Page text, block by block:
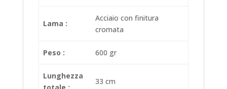
Lama :
Acciaio con finitura
cromata
Peso : 600 gr
Lunghezza
33 cm